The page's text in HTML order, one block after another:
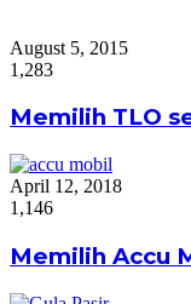
August 5, 2015
1,283
Memilih TLO
April 12, 2018
1,146
Memilih Accu